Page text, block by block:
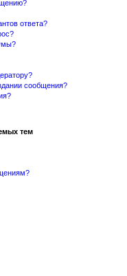
ответа?
сообщения?
тем